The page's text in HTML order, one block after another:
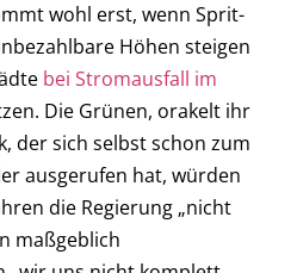
wohl erst, wenn Sprit-
Höhen steigen
bei Stromausfall im
Die Grünen, orakelt ihr
der sich selbst schon zum
ausgerufen hat, würden
die Regierung „nicht
maßgeblich